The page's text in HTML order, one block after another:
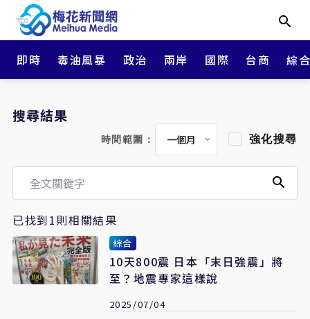
即時 毒油風暴 政治 兩岸 國際 台商 綜
搜尋結果
時間範圍： 強化搜尋
已找到1則相關結果
綜合
10天800震 日本「末日強震」將
至？地震專家這樣說
2025/07/04